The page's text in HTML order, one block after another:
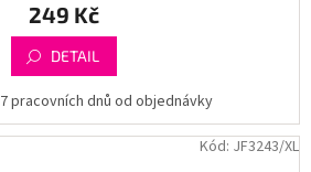
249 Kč
DETAIL
pracovních dnů od objednávky
Kód: JF3243/XL